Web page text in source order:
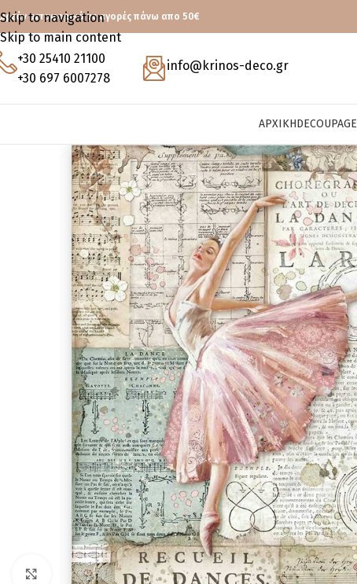
Skip to navigation
Skip to main content
μεταφορικά με αγορές πάνω απο 50€
+30 25410 21100
+30 697 6007278
info@krinos-deco.gr
ΑΡΧΙΚΉDECOUPAGE
Click to enlarge